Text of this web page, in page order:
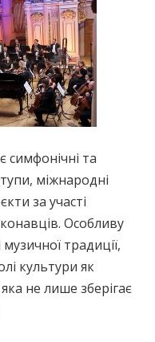
симфонічні та
міжнародні
за участі
Особливу
традиції,
культури як
не лише зберігає